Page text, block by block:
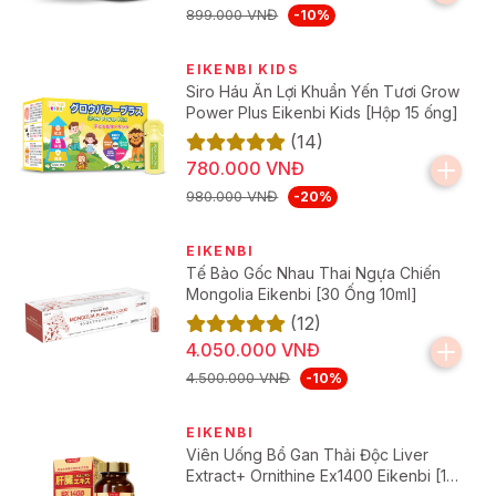
Nuôi dưỡng và làm dịu da, giúp giảm nguy cơ thâm
Đối Tượng Sử Dụng Gel Trị Hôi Nách Kobayashi
Gel khử mùi Kobayashivới công thức lành tính và khả
năng khử mùi vượt trội, sản phẩm mang lại sự thoải mái, tự
Đối tượng khuyên dùng:
Người gặp tình trạng hôi nách, thường xuyên tiết
nhiều mồ hôi.
Người phải hoạt động ngoài trời, vận động mạnh
Người mong muốn khử mùi, giữ vùng da dưới cánh
tay khô thoáng cả ngày.
899.000 VNĐ -10%
EIKENBI KIDS
Siro Háu Ăn Lợi Khuẩn Yến Tươi Grow
Power Plus Eikenbi Kids [Hộp 15 ống]
(14)
780.000 VNĐ
980.000 VNĐ -20%
EIKENBI
Tế Bào Gốc Nhau Thai Ngựa Chiến
Mongolia Eikenbi [30 Ống 10ml]
(12)
4.050.000 VNĐ
4.500.000 VNĐ -10%
EIKENBI
Viên Uống Bổ Gan Thải Độc Liver
Extract+ Ornithine Ex1400 Eikenbi [180